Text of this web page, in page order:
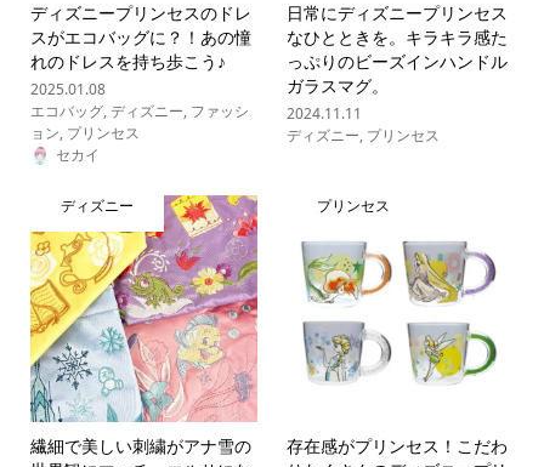
ディズニープリンセスのドレ
スがエコバッグに？！あの憧
れのドレスを持ち歩こう♪
2025.01.08
エコバッグ,ディズニー, ファッシ
ョン, プリンセス
セカイ
日常にディズニープリンセス
なひとときを。キラキラ感た
っぷりのビーズインハンドル
ガラスマグ。
2024.11.11
ディズニー, プリンセス
ディズニー
繊細で美しい刺繍がアナ雪の
プリンセス
存在感がプリンセス！こだわ